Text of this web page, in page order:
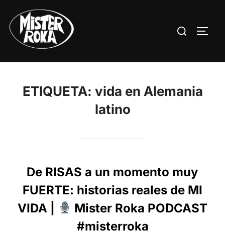
contenido
Buscar:
ETIQUETA: vida en Alemania
latino
De RISAS a un momento muy
FUERTE: historias reales de MI
VIDA |
Mister Roka PODCAST
#misterroka